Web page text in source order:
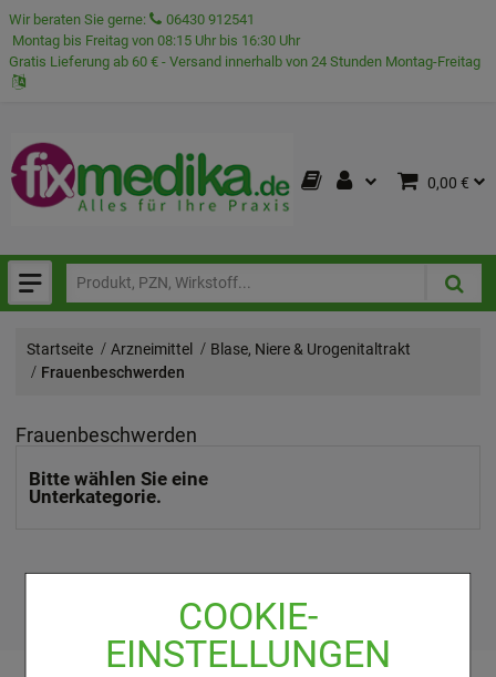
COOKIE-
EINSTELLUNGEN
Wir beraten Sie gerne:
06430 912541
Montag bis Freitag von 08:15 Uhr bis 16:30 Uhr
Gratis Lieferung ab 60 € - Versand innerhalb von 24 Stunden Montag-Freitag
0,00 €
Startseite Arzneimittel
Blase, Niere & Urogenitaltrakt
Frauenbeschwerden
Frauenbeschwerden
Bitte wählen Sie eine
Unterkategorie.